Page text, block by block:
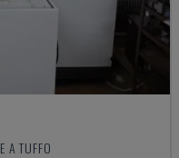
A TUFFO